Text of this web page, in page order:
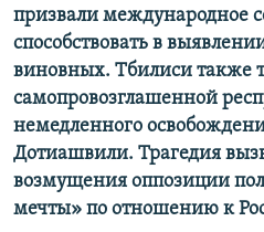
призвали международное
способствовать в
виновных. Тбилиси также
самопровозглашенной
немедленного
Дотиашвили. Трагедия
возмущения оппозиции
мечты» по отношению к